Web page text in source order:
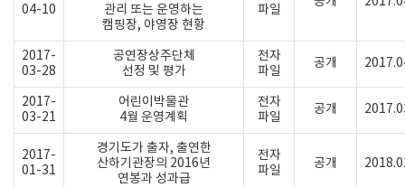
04-10
관리 또는 운영하는
캠핑장, 야영장 현황
파일
2017-
03-28
공연장상주단체
선정 및 평가
전자
파일
공개
2017-
03-21
어린이박물관
4월 운영계획
전자
파일
공개
2017-
01-31
경기도가 출자, 출연한
산하기관장의 2016년
연봉과 성과급
전자
파일
공개